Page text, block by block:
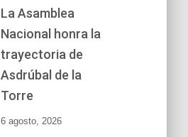
La Asamblea
Nacional honra la
trayectoria de
Asdrúbal de la
Torre
6 agosto, 2026